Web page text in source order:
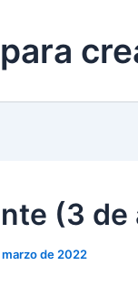
(3
marzo de 2022